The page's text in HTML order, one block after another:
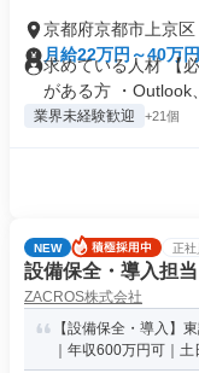
京都府京都市上京区
月給22万円～40万円
求めている人材 【
がある方 ・Outlook
業界未経験歓迎 +21個
NEW 正社
設備保全・導入担当
ZACROS株式会社
【設備保全・導入】
｜年収600万円可｜土